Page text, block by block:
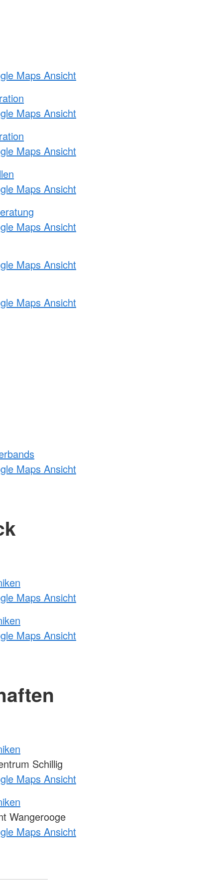
Maps Ansicht
Maps Ansicht
Maps Ansicht
Maps Ansicht
Maps Ansicht
Maps Ansicht
Maps Ansicht
Maps Ansicht
Maps Ansicht
Maps Ansicht
Schillig
Maps Ansicht
Wangerooge
Maps Ansicht